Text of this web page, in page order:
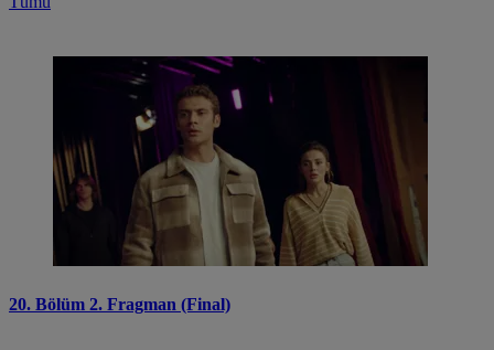
20. Bölüm 2. Fragman (Final)